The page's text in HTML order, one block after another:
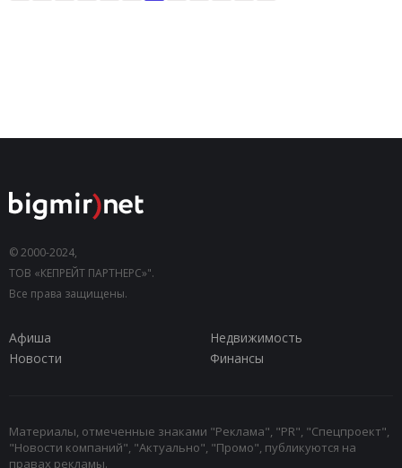
© 2000-2024,
ТОВ «КЕПРЕЙТ ПАРТНЕРС»".
Все права защищены.
Афиша
Недвижимость
Новости
Финансы
Материалы, отмеченные знаками "Реклама", "PR", "Спецпроект",
"Новости компаний", "Актуально", "Промо", публикуются на
правах рекламы.